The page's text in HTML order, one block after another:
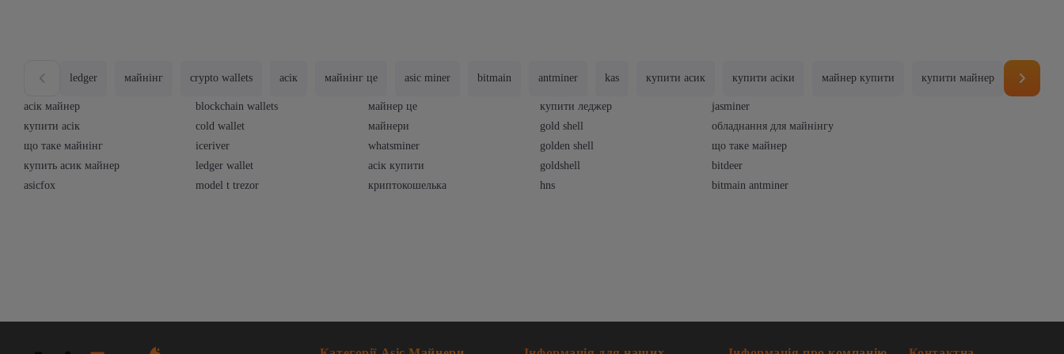
ledger майнінг crypto wallets асік майнінг це asic miner bitmain antminer kas купити асик купити асіки майнер купити купити майнер пул це
асік майнер
купити асік
що таке майнінг
купить асик майнер
asicfox
blockchain wallets
cold wallet
iceriver
ledger wallet
model t trezor
майнер це
майнери
whatsminer
асік купити
криптокошелька
купити леджер
gold shell
golden shell
goldshell
hns
jasminer
обладнання для майнінгу
що таке майнер
bitdeer
bitmain antminer